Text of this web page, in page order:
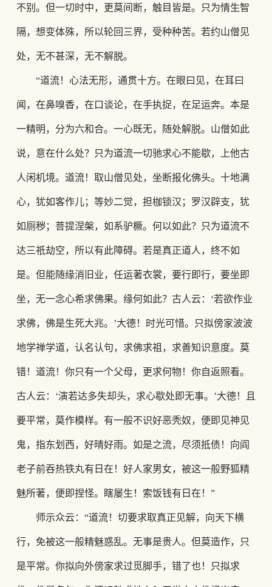
不别。但一切时中，更莫间断，触目皆是。只为情生智
隔，想变体殊，所以轮回三界，受种种苦。若约山僧见
处，无不甚深，无不解脱。
“道流！心法无形，通贯十方。在眼曰见，在耳曰
闻，在鼻嗅香，在口谈论，在手执捉，在足运奔。本是
一精明，分为六和合。一心既无，随处解脱。山僧如此
说，意在什么处？只为道流一切驰求心不能歇，上他古
人闲机境。道流！取山僧见处，坐断报化佛头。十地满
心，犹如客作儿；等妙二觉，担枷锁汉；罗汉辟支，犹
如厕秽； 菩提涅槃，如系驴橛。何以如此？只为道流不
达三祇劫空，所以有此障碍。若是真正道人，终不如
是。但能随缘消旧业，任运著衣裳，要行即行，要坐即
坐，无一念心希求佛果。缘何如此？古人云： ‘若欲作业
求佛，佛是生死大兆。’大德！时光可惜。只拟傍家波波
地学禅学道，认名认句，求佛求祖，求善知识意度。莫
错！ 道流！你只有一个父母，更求何物！你自返照看。
古人云： ‘演若达多失却头，求心歇处即无事。’大德！且
要平常，莫作模样。有一般不识好恶秃奴，便即见神见
鬼，指东划西，好晴好雨。 如是之流，尽须抵债！向阎
老子前吞热铁丸有日在！好人家男女，被这一般野狐精
魅所著，便即捏怪。瞎屡生！索饭钱有日在！ ”
师示众云： “道流！切要求取真正见解，向天下横
行，免被这一般精魅惑乱。无事是贵人。但莫造作，只
是平常。你拟向外傍家求过觅脚手，错了也！只拟求